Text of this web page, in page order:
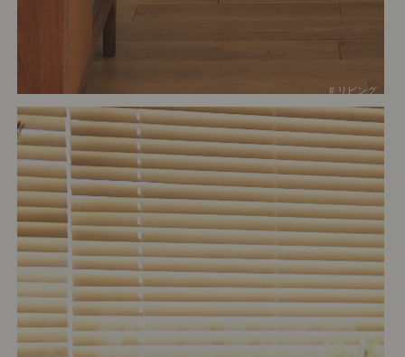
# リビング